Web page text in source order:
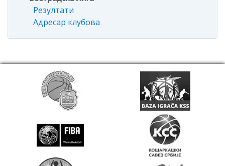
Резултати
Адресар клубова